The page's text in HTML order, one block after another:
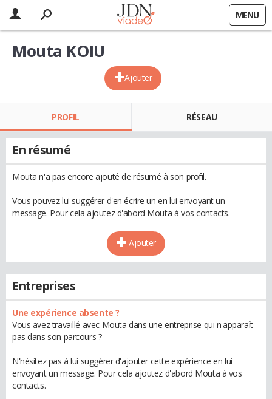
MENU
Ajouter
Mouta KOIU
PROFIL RÉSEAU
En résumé
Mouta n'a pas encore ajouté de résumé à son profil.
Vous pouvez lui suggérer d'en écrire un en lui envoyant un
message. Pour cela ajoutez d'abord Mouta à vos contacts.
Ajouter
Entreprises
Une expérience absente ?
Vous avez travaillé avec Mouta dans une entreprise qui n'apparaît
pas dans son parcours ?
N'hésitez pas à lui suggérer d'ajouter cette expérience en lui
envoyant un message. Pour cela ajoutez d'abord Mouta à vos
contacts.